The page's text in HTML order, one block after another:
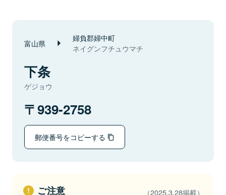
富山県 婦負郡婦中町
ネイグンフチュウマチ
下条
ゲジョウ
939-2758
郵便番号をコピーする
ご注意 （2025.3.28掲載）